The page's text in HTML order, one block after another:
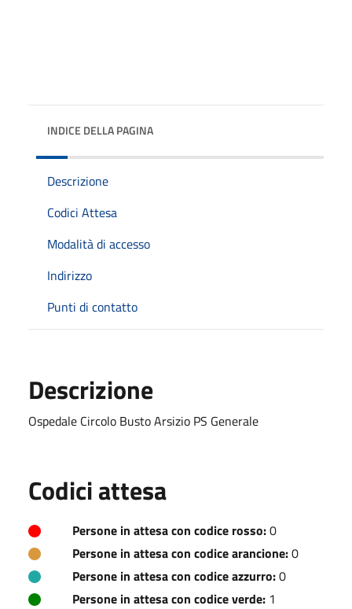
INDICE DELLA PAGINA
Descrizione
Codici Attesa
Modalità di accesso
Indirizzo
Punti di contatto
Descrizione
Ospedale Circolo Busto Arsizio PS Generale
Codici attesa
Persone in attesa con codice rosso:0
Persone in attesa con codice arancione:0
Persone in attesa con codice azzurro:0
Persone in attesa con codice verde: 1